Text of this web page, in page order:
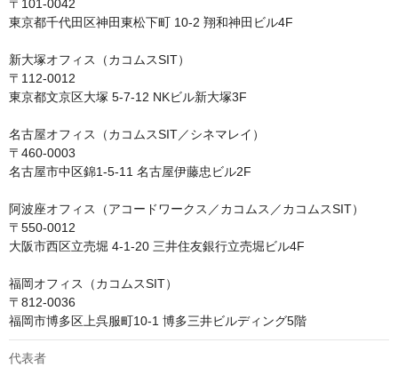
〒101-0042
東京都千代田区神田東松下町 10-2 翔和神田ビル4F
新大塚オフィス（カコムスSIT）
〒112-0012
東京都文京区大塚 5-7-12 NKビル新大塚3F
名古屋オフィス（カコムスSIT／シネマレイ）
〒460-0003
名古屋市中区錦1-5-11 名古屋伊藤忠ビル2F
阿波座オフィス（アコードワークス／カコムス／カコムスSIT）
〒550-0012
大阪市西区立売堀 4-1-20 三井住友銀行立売堀ビル4F
福岡オフィス（カコムスSIT）
〒812-0036
福岡市博多区上呉服町10-1 博多三井ビルディング5階
代表者